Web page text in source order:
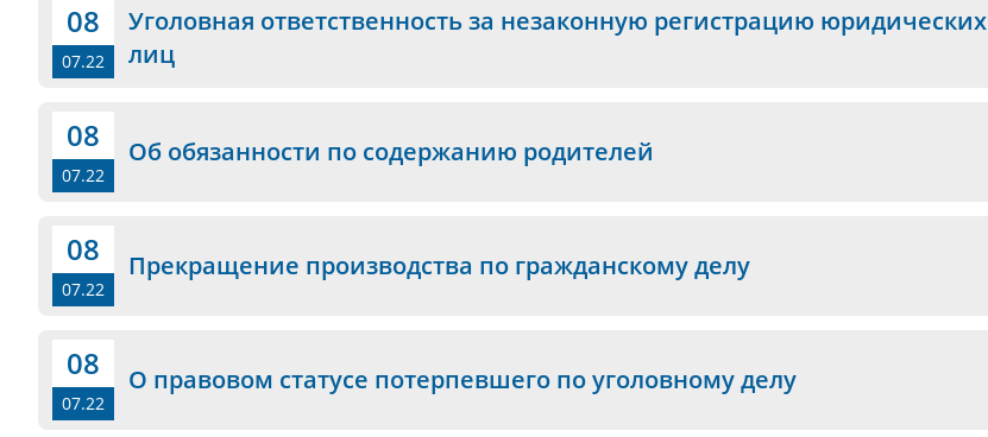
08
07.22
Уголовная ответственность за незаконную регистрацию юридических
лиц
08
07.22
Об обязанности по содержанию родителей
08
07.22
Прекращение производства по гражданскому делу
08
07.22
О правовом статусе потерпевшего по уголовному делу